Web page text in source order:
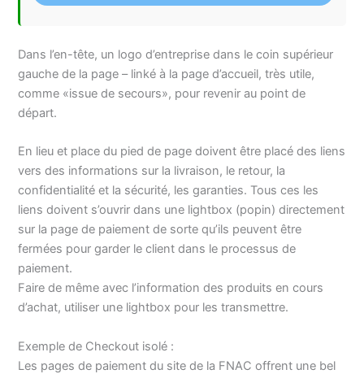
Dans l’en-tête, un logo d’entreprise dans le coin supérieur
gauche de la page – linké à la page d’accueil, très utile,
comme «issue de secours», pour revenir au point de
départ.
En lieu et place du pied de page doivent être placé des liens
vers des informations sur la livraison, le retour, la
confidentialité et la sécurité, les garanties. Tous ces les
liens doivent s’ouvrir dans une lightbox (popin) directement
sur la page de paiement de sorte qu’ils peuvent être
fermées pour garder le client dans le processus de
paiement.
Faire de même avec l’information des produits en cours
d’achat, utiliser une lightbox pour les transmettre.
Exemple de Checkout isolé :
Les pages de paiement du site de la FNAC offrent une bel